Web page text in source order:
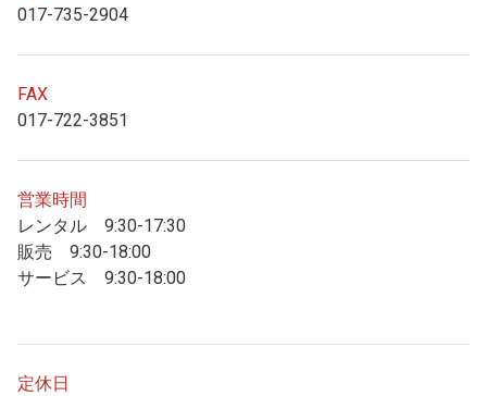
017-735-2904
FAX
017-722-3851
営業時間
レンタル 9:30-17:30
販売 9:30-18:00
サービス 9:30-18:00
定休日